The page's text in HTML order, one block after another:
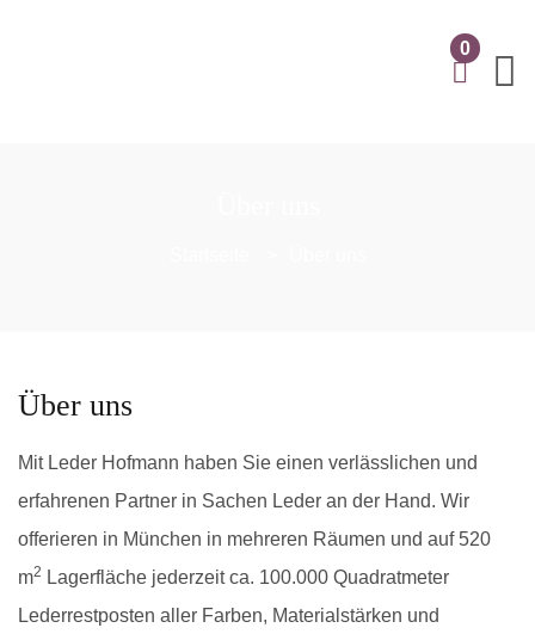
0
Über uns
Mit Leder Hofmann haben Sie einen verlässlichen und
erfahrenen Partner in Sachen Leder an der Hand. Wir
offerieren in München in mehreren Räumen und auf 520
m2 Lagerfläche jederzeit ca. 100.000 Quadratmeter
Lederrestposten aller Farben, Materialstärken und